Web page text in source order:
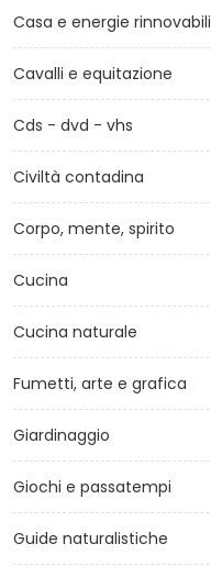
Casa e energie rinnovabili
Cavalli e equitazione
Cds - dvd - vhs
Civiltà contadina
Corpo, mente, spirito
Cucina
Cucina naturale
Fumetti, arte e grafica
Giardinaggio
Giochi e passatempi
Guide naturalistiche